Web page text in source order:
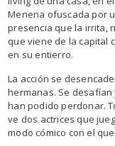
Menena ofuscada por
presencia que la irrita,
que viene de la capital
en su entierro.
La acción se
hermanas. Se desafían
han podido perdonar.
ve dos actrices que
modo cómico con el